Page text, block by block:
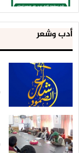
أدب وشعر